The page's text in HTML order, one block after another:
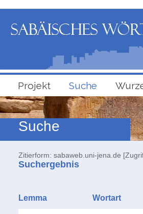
Projekt Suche
Suche
Zitierform: sabaweb.uni-jena.de
Suchergebnis
Lemma Wortart